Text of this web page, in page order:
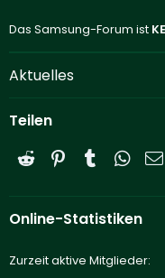
Das Samsung-Forum ist
Aktuelles
Teilen
Reddit PinterestTumblr
Online-Statistiken
Zurzeit aktive Mitglieder